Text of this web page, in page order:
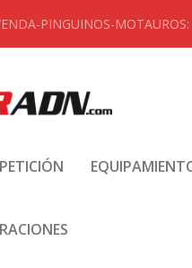
PINGUINOS-MOTAUROS: